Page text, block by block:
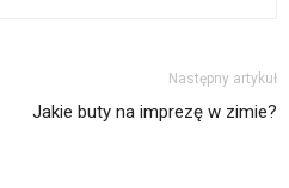
Następny artykuł
Jakie buty na imprezę w zimie?